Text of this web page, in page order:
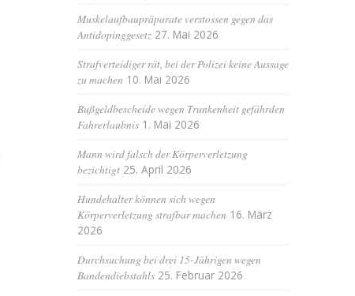
Muskelaufbaupräparate verstossen gegen das
Antidopinggesetz 27. Mai 2026
Strafverteidiger rät, bei der Polizei keine Aussage
zu machen 10. Mai 2026
Bußgeldbescheide wegen Trunkenheit gefährden
Fahrerlaubnis 1. Mai 2026
Mann wird falsch der Körperverletzung
bezichtigt 25. April 2026
Hundehalter können sich wegen
Körperverletzung strafbar machen 16. März
2026
Durchsuchung bei drei 15-Jährigen wegen
Bandendiebstahls 25. Februar 2026